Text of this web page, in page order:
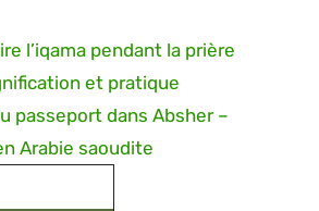
l’iqama pendant la prière
et pratique
passeport dans Absher –
Arabie saoudite